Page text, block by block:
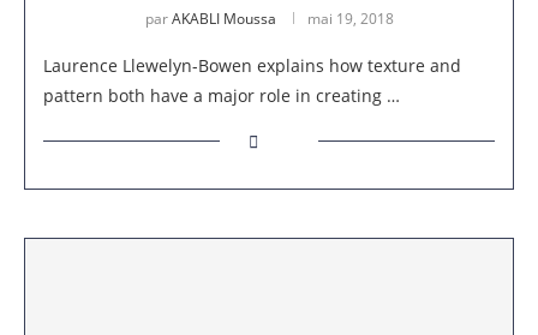
parAKABLI Moussa mai 19, 2018
Laurence Llewelyn-Bowen explains how texture and
pattern both have a major role in creating …